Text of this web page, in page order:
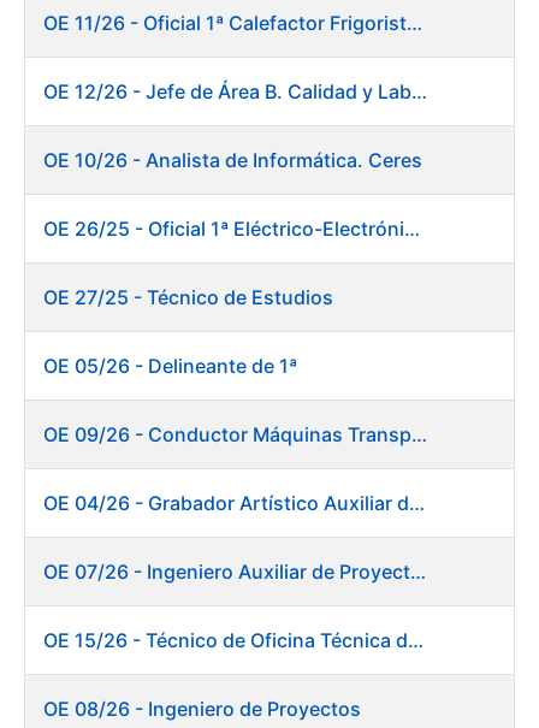
Show/Hide
Show/Hide
OE 11/26 - Oficial 1ª Calefactor Frigorista. Fábrica de Papel
OE 12/26 - Jefe de Área B. Calidad y Laboratorio
OE 10/26 - Analista de Informática. Ceres
OE 26/25 - Oficial 1ª Eléctrico-Electrónico. Fábrica de Papel
OE 27/25 - Técnico de Estudios
OE 05/26 - Delineante de 1ª
OE 09/26 - Conductor Máquinas Transportadoras Elevadoras. Fábrica de Papel
OE 04/26 - Grabador Artístico Auxiliar de Originales
OE 07/26 - Ingeniero Auxiliar de Proyectos. Ceres
OE 15/26 - Técnico de Oficina Técnica de Producto. Fábrica de Papel
OE 08/26 - Ingeniero de Proyectos